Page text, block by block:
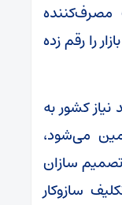
را رقم زده
بیش از ۹۵ درصد نیاز کشور به
می‌شود،
تصمیم سازان
سازوکار